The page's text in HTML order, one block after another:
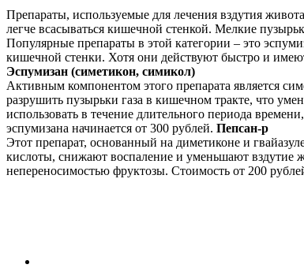
Препараты, используемые для лечения вздутия
легче всасываться кишечной стенкой. Мелкие
Популярные препараты в этой категории – это
кишечной стенки. Хотя они действуют быстро и
Эспумизан (симетикон, симикол)
Активным компонентом этого препарата является
разрушить пузырьки газа в кишечном тракте, что
использовать в течение длительного периода
эспумизана начинается от 300 рублей. Пепсан-р
Этот препарат, основанный на диметиконе и
кислоты, снижают воспаление и уменьшают вздутие
непереносимостью фруктозы. Стоимость от 200